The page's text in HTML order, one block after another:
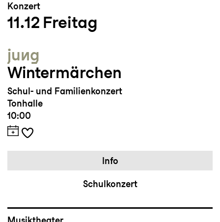
Konzert
11.12 Freitag
jung
Wintermärchen
Schul- und Familienkonzert
Tonhalle
10:00
Info
Schulkonzert